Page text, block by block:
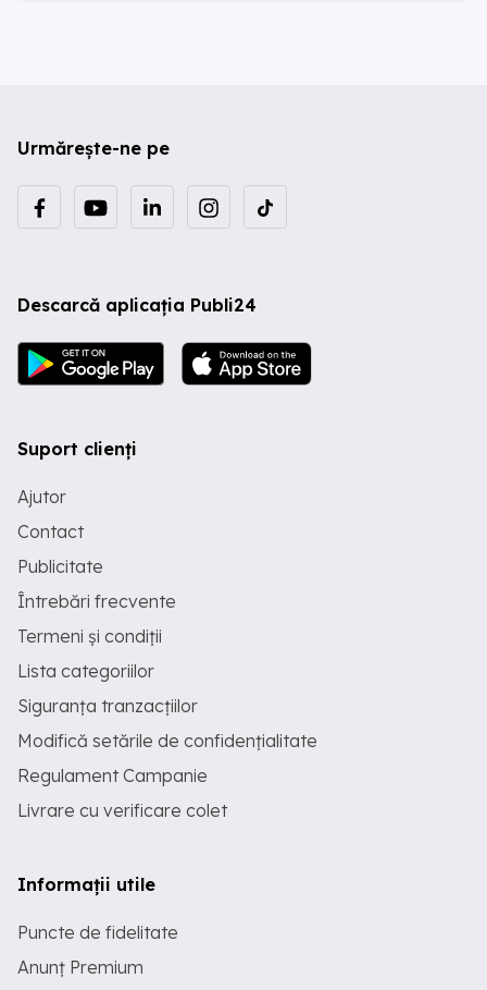
Urmărește-ne pe
Descarcă aplicația Publi24
Suport clienți
Ajutor
Contact
Publicitate
Întrebări frecvente
Termeni și condiții
Lista categoriilor
Siguranța tranzacțiilor
Modifică setările de confidențialitate
Regulament Campanie
Livrare cu verificare colet
Informații utile
Puncte de fidelitate
Anunț Premium